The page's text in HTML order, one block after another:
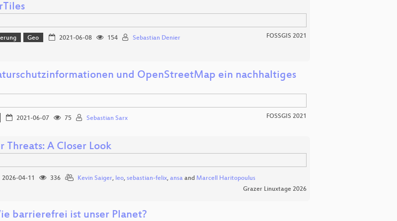
Geo 2021-06-08 154 Sebastian Denier FOSSGIS 2021
und OpenStreetMap ein nachhaltiges
2021-06-07 75 Sebastian Sarx FOSSGIS 2021
Threats: A Closer Look
2026-04-11 336 Kevin Saiger, leo, sebastian-felix, ansaand Marcell Haritopoulus
Grazer Linuxtage 2026
barrierefrei ist unser Planet?